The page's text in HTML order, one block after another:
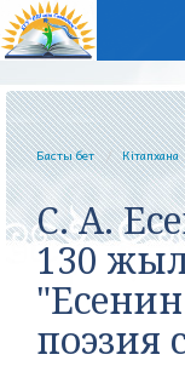
Басты бет Кітапхана
С. А.
130
поэзия